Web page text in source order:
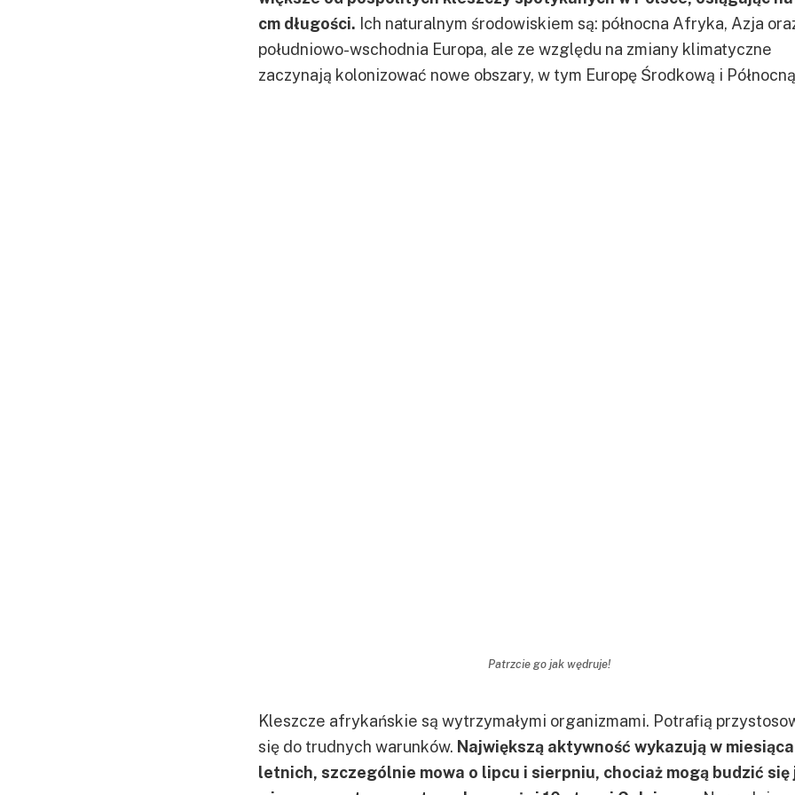
cm długości. Ich naturalnym środowiskiem są: północna Afryka, Azja
południowo-wschodnia Europa, ale ze względu na zmiany klimatyczne
zaczynają kolonizować nowe obszary, w tym Europę Środkową i
Patrzcie go jak wędruje!
Kleszcze afrykańskie są wytrzymałymi organizmami. Potrafią
się do trudnych warunków. Największą aktywność wykazują w
letnich, szczególnie mowa o lipcu i sierpniu, chociaż mogą budzić się